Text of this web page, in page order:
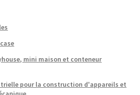
mini maison et conteneur
pour la construction d'appareils et